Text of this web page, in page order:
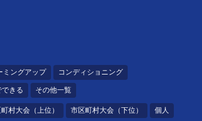
ミングアップ コンディショニング
きる その他一覧
村大会（上位） 市区町村大会（下位） 個人